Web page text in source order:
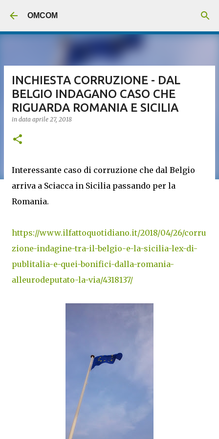
OMCOM
INCHIESTA CORRUZIONE - DAL
BELGIO INDAGANO CASO CHE
RIGUARDA ROMANIA E SICILIA
in data aprile 27, 2018
Interessante caso di corruzione che dal Belgio
arriva a Sciacca in Sicilia passando per la
Romania.
https://www.ilfattoquotidiano.it/2018/04/26/corru
zione-indagine-tra-il-belgio-e-la-sicilia-lex-di-
publitalia-e-quei-bonifici-dalla-romania-
alleurodeputato-la-via/4318137/